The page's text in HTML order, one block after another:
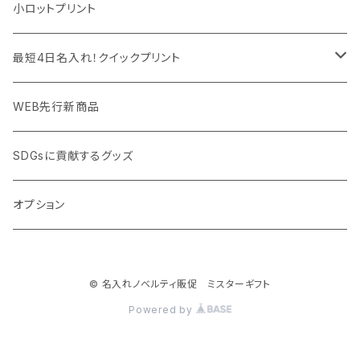
モバイル周辺グッズ
PC周辺グッズ
マスク・フェイスシールド
測定・測量用品
加湿器・オゾン発生器
ウイルス対策消耗品
ウイルス対策備品
ドリンクフェア
ボトル・タンブラー
ポーチ・巾着
タオル・ブランケット
その他雑貨品
エンタメグッズ・イベント会場物販品
ご当地グッズ・オリジナルお土産品
フルカラー印刷ノベルティ
予算消化・備品におすすめグッズ
展示会・説明会ノベルティ
小ロットプリント
最短4日名入れ！クイックプリント
クイック印刷対応トートバッグ・エコバッグ
クイック印刷対応ポーチ・巾着
クイック印刷対応ボトル
WEB先行新商品
SDGsに貢献するグッズ
オプション
© 名入れノベルティ販促 ミスターギフト
Powered by